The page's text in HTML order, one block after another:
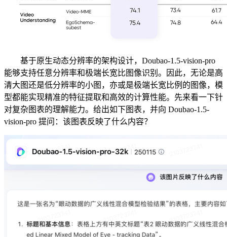
基于原生动态分辨率的架构设计，Doubao-1.5-vision-pro
能够支持任意分辨率和极端长宽比图像识别。因此，无论是高
清大图还是低分辨率的小图，亦或是极端长宽比例的图像，模
型都能实现精准的特征提取和高效的计算性能。先来看一下针
对复杂图表的理解能力。给出如下图表，并向 Doubao-1.5-
vision-pro 提问：该图表反映了什么内容？